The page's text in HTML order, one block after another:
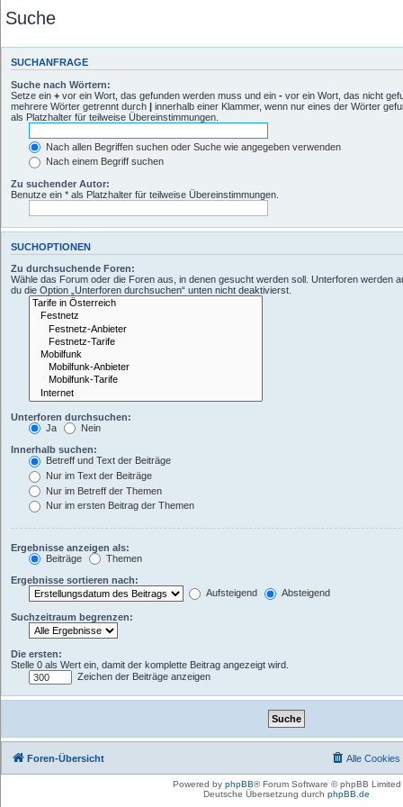
Suche
SUCHANFRAGE
Suche nach Wörtern:
Setze ein + vor ein Wort, das gefunden werden muss und ein - vor ein Wort, das nicht
mehrere Wörter getrennt durch | innerhalb einer Klammer, wenn nur eines der Wörter
als Platzhalter für teilweise Übereinstimmungen.
Nach allen Begriffen suchen oder Suche wie angegeben verwenden
Nach einem Begriff suchen
Zu suchender Autor:
Benutze ein * als Platzhalter für teilweise Übereinstimmungen.
SUCHOPTIONEN
Zu durchsuchende Foren:
Wähle das Forum oder die Foren aus, in denen gesucht werden soll. Unterforen werden
du die Option „Unterforen durchsuchen“ unten nicht deaktivierst.
Unterforen durchsuchen:
Ja
Nein
Innerhalb suchen:
Betreff und Text der Beiträge
Nur im Text der Beiträge
Nur im Betreff der Themen
Nur im ersten Beitrag der Themen
Ergebnisse anzeigen als:
Beiträge
Themen
Ergebnisse sortieren nach:
Aufsteigend
Absteigend
Suchzeitraum begrenzen:
Die ersten:
Stelle 0 als Wert ein, damit der komplette Beitrag angezeigt wird.
Zeichen der Beiträge anzeigen
Foren-Übersicht Alle Cookies
Powered by phpBB® Forum Software © phpBB Limited
Deutsche Übersetzung durch phpBB.de